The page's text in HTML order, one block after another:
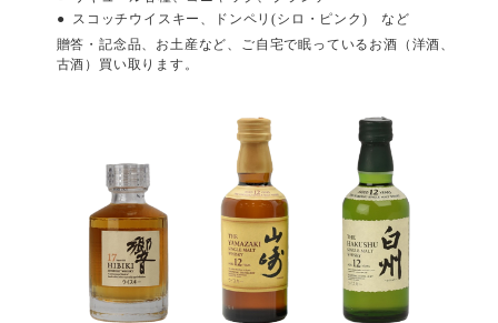
スコッチウイスキー、ドンペリ(シロ・ピンク) など
贈答・記念品、お土産など、ご自宅で眠っているお酒（洋酒、
古酒）買い取ります。